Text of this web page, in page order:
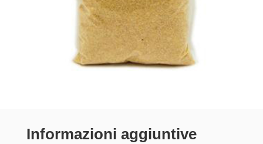
Informazioni aggiuntive